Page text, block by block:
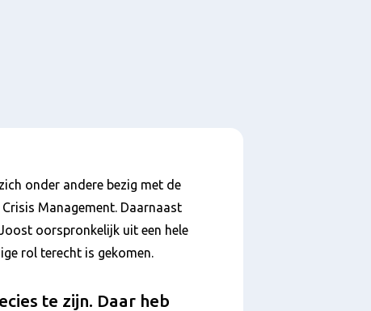
onder andere bezig met de
Management. Daarnaast
oorspronkelijk uit een hele
rol terecht is gekomen.
te zijn. Daar heb